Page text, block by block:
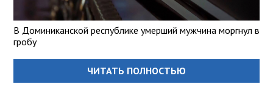
В Доминиканской республике умерший мужчина моргнул в
гробу
ЧИТАТЬ ПОЛНОСТЬЮ